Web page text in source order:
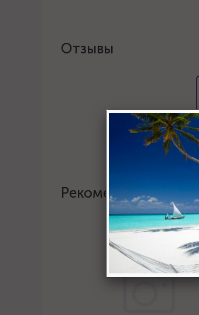
Отзывы
Рекомендации